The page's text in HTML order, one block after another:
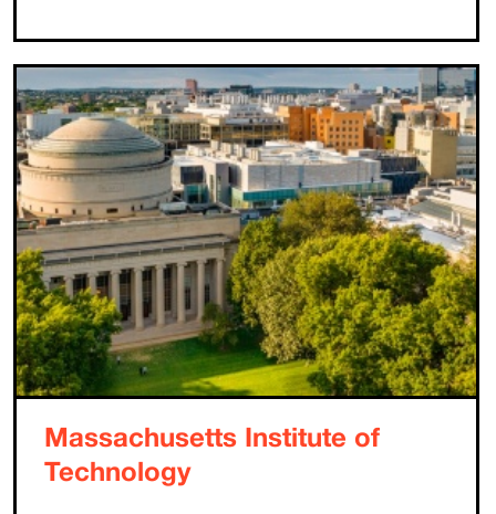
Massachusetts Institute of
Technology